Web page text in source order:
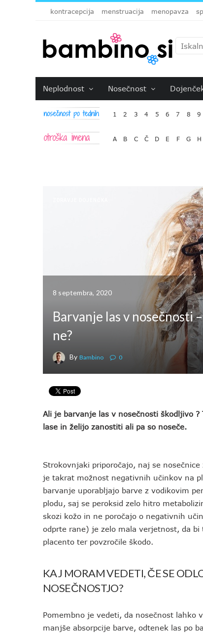
kontracepcija menstruacija menopavza
Neplodnost Nosečnost
1 2 3 4 5 6 7 8 9
A B C Č D E F G H
8 septembra, 2020
Barvanje las v nosečnosti
ne?
By Bambino 0
Ali je barvanje las v nosečnosti škodljivo
lase in želijo zanostiti ali pa so noseče.
Strokovnjaki priporočajo, naj se
je takrat možnost negativnih učinkov na
barvanje uporabljajo barve z vodikovim
plodu, saj se peroksid zelo hitro
skozi kožo in ne poročajo o negativnih
odprte rane) je zelo mala verjetnost, da
placento ter povzročile škodo.
KAJ MORAM VEDETI, ČE SE
NOSEČNOSTJO?
Pomembno je vedeti, da nosečnost lahko
manjše absorpcije barve, odtenek las po